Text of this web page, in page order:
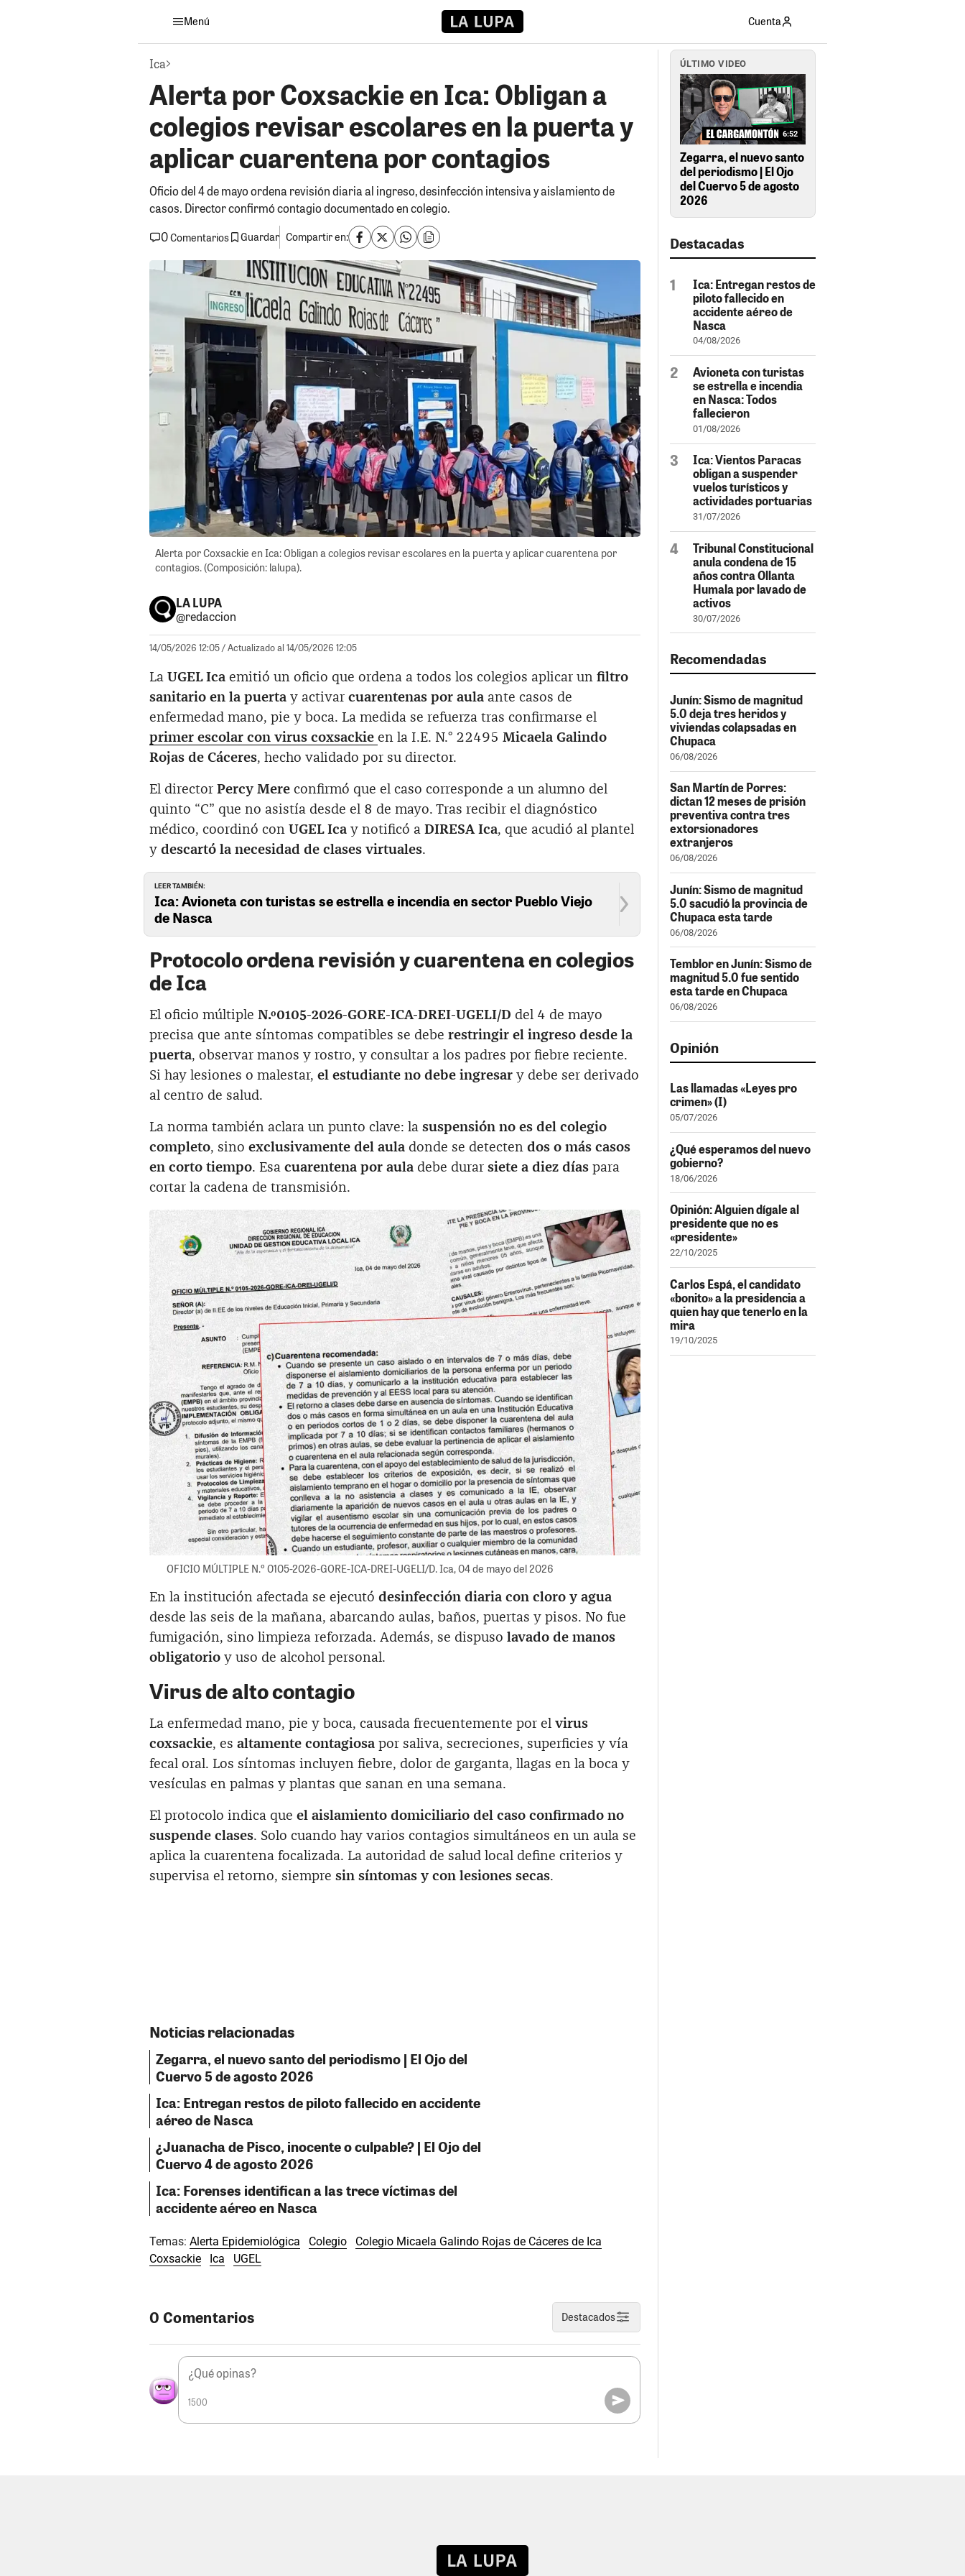
Menú Cuenta
Ica
Alerta por Coxsackie en Ica: Obligan a
colegios revisar escolares en la puerta y
aplicar cuarentena por contagios
Oficio del 4 de mayo ordena revisión diaria al ingreso, desinfección intensiva y aislamiento de
casos. Director confirmó contagio documentado en colegio.
0Comentarios Guardar Compartir en:
Alerta por Coxsackie en Ica: Obligan a colegios revisar escolares en la puerta y aplicar cuarentena por
contagios. (Composición: lalupa).
LA LUPA
@redaccion
14/05/2026 12:05/ Actualizado al 14/05/2026 12:05
La UGEL Ica emitió un oficio que ordena a todos los colegios aplicar un filtro
sanitario en la puerta y activar cuarentenas por aula ante casos de
enfermedad mano, pie y boca. La medida se refuerza tras confirmarse el
primer escolar con virus coxsackie en la I.E. N.° 22495 Micaela Galindo
Rojas de Cáceres, hecho validado por su director.
El director Percy Mere confirmó que el caso corresponde a un alumno del
quinto “C” que no asistía desde el 8 de mayo. Tras recibir el diagnóstico
médico, coordinó con UGEL Ica y notificó a DIRESA Ica, que acudió al plantel
y descartó la necesidad de clases virtuales.
LEER TAMBIÉN:
Ica: Avioneta con turistas se estrella e incendia en sector Pueblo Viejo
de Nasca
Protocolo ordena revisión y cuarentena en colegios
de Ica
El oficio múltiple N.º0105-2026-GORE-ICA-DREI-UGELI/D del 4 de mayo
precisa que ante síntomas compatibles se debe restringir el ingreso desde la
puerta, observar manos y rostro, y consultar a los padres por fiebre reciente.
Si hay lesiones o malestar, el estudiante no debe ingresar y debe ser derivado
al centro de salud.
La norma también aclara un punto clave: la suspensión no es del colegio
completo, sino exclusivamente del aula donde se detecten dos o más casos
en corto tiempo. Esa cuarentena por aula debe durar siete a diez días para
cortar la cadena de transmisión.
OFICIO MÚLTIPLE N.º 0105-2026-GORE-ICA-DREI-UGELI/D. Ica, 04 de mayo del 2026
En la institución afectada se ejecutó desinfección diaria con cloro y agua
desde las seis de la mañana, abarcando aulas, baños, puertas y pisos. No fue
fumigación, sino limpieza reforzada. Además, se dispuso lavado de manos
obligatorio y uso de alcohol personal.
Virus de alto contagio
La enfermedad mano, pie y boca, causada frecuentemente por el virus
coxsackie, es altamente contagiosa por saliva, secreciones, superficies y vía
fecal oral. Los síntomas incluyen fiebre, dolor de garganta, llagas en la boca y
vesículas en palmas y plantas que sanan en una semana.
El protocolo indica que el aislamiento domiciliario del caso confirmado no
suspende clases. Solo cuando hay varios contagios simultáneos en un aula se
aplica la cuarentena focalizada. La autoridad de salud local define criterios y
supervisa el retorno, siempre sin síntomas y con lesiones secas.
Noticias relacionadas
Zegarra, el nuevo santo del periodismo | El Ojo del
Cuervo 5 de agosto 2026
Ica: Entregan restos de piloto fallecido en accidente
aéreo de Nasca
¿Juanacha de Pisco, inocente o culpable? | El Ojo del
Cuervo 4 de agosto 2026
Ica: Forenses identifican a las trece víctimas del
accidente aéreo en Nasca
Temas: Alerta Epidemiológica Colegio
Colegio Micaela Galindo Rojas de Cáceres de Ica
Coxsackie
Ica UGEL
0 Comentarios Destacados
1500
ÚLTIMO VIDEO
6:52
Zegarra, el nuevo santo
del periodismo | El Ojo
del Cuervo 5 de agosto
2026
Destacadas
Ica: Entregan restos de
piloto fallecido en
accidente aéreo de
Nasca
04/08/2026
Avioneta con turistas
se estrella e incendia
en Nasca: Todos
fallecieron
01/08/2026
Ica: Vientos Paracas
obligan a suspender
vuelos turísticos y
actividades portuarias
31/07/2026
Tribunal Constitucional
anula condena de 15
años contra Ollanta
Humala por lavado de
activos
30/07/2026
Recomendadas
Junín: Sismo de magnitud
5.0 deja tres heridos y
viviendas colapsadas en
Chupaca
06/08/2026
San Martín de Porres:
dictan 12 meses de prisión
preventiva contra tres
extorsionadores
extranjeros
06/08/2026
Junín: Sismo de magnitud
5.0 sacudió la provincia de
Chupaca esta tarde
06/08/2026
Temblor en Junín: Sismo de
magnitud 5.0 fue sentido
esta tarde en Chupaca
06/08/2026
Opinión
Las llamadas «Leyes pro
crimen» (I)
05/07/2026
¿Qué esperamos del nuevo
gobierno?
18/06/2026
Opinión: Alguien dígale al
presidente que no es
«presidente»
22/10/2025
Carlos Espá, el candidato
«bonito» a la presidencia a
quien hay que tenerlo en la
mira
19/10/2025